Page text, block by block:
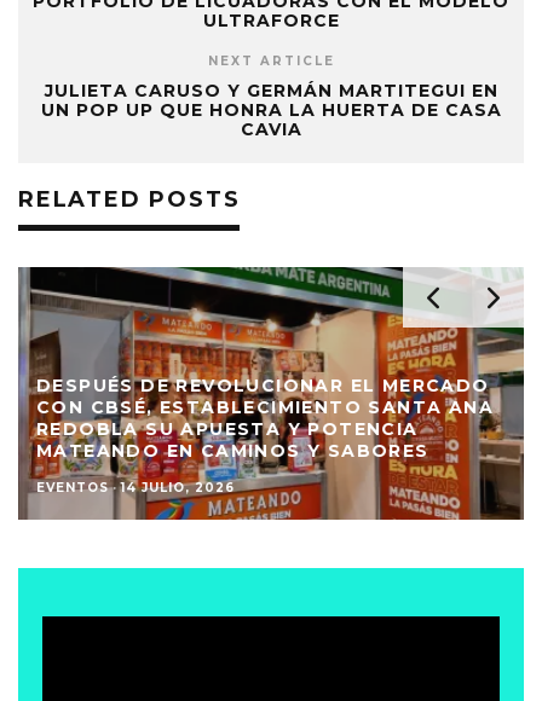
ULTRAFORCE
NEXT ARTICLE
JULIETA CARUSO Y GERMÁN MARTITEGUI EN
UN POP UP QUE HONRA LA HUERTA DE CASA
CAVIA
RELATED POSTS
DESPUÉS DE REVOLUCIONAR EL MERCADO
CON CBSÉ, ESTABLECIMIENTO SANTA ANA
REDOBLA SU APUESTA Y POTENCIA
MATEANDO EN CAMINOS Y SABORES
EVENTOS · 14 JULIO, 2026